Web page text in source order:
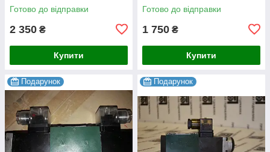
Готово до відправки
2 350 ₴
Купити
Готово до відправки
1 750 ₴
Купити
Подарунок Подарунок